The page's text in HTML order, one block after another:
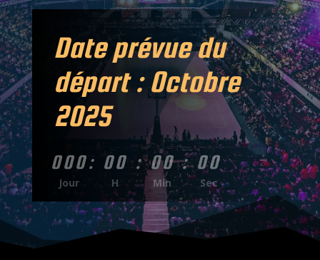
Date prévue du
départ : Octobre
2025
000
Jour
: 00
H
: 00
Min
: 00
Sec